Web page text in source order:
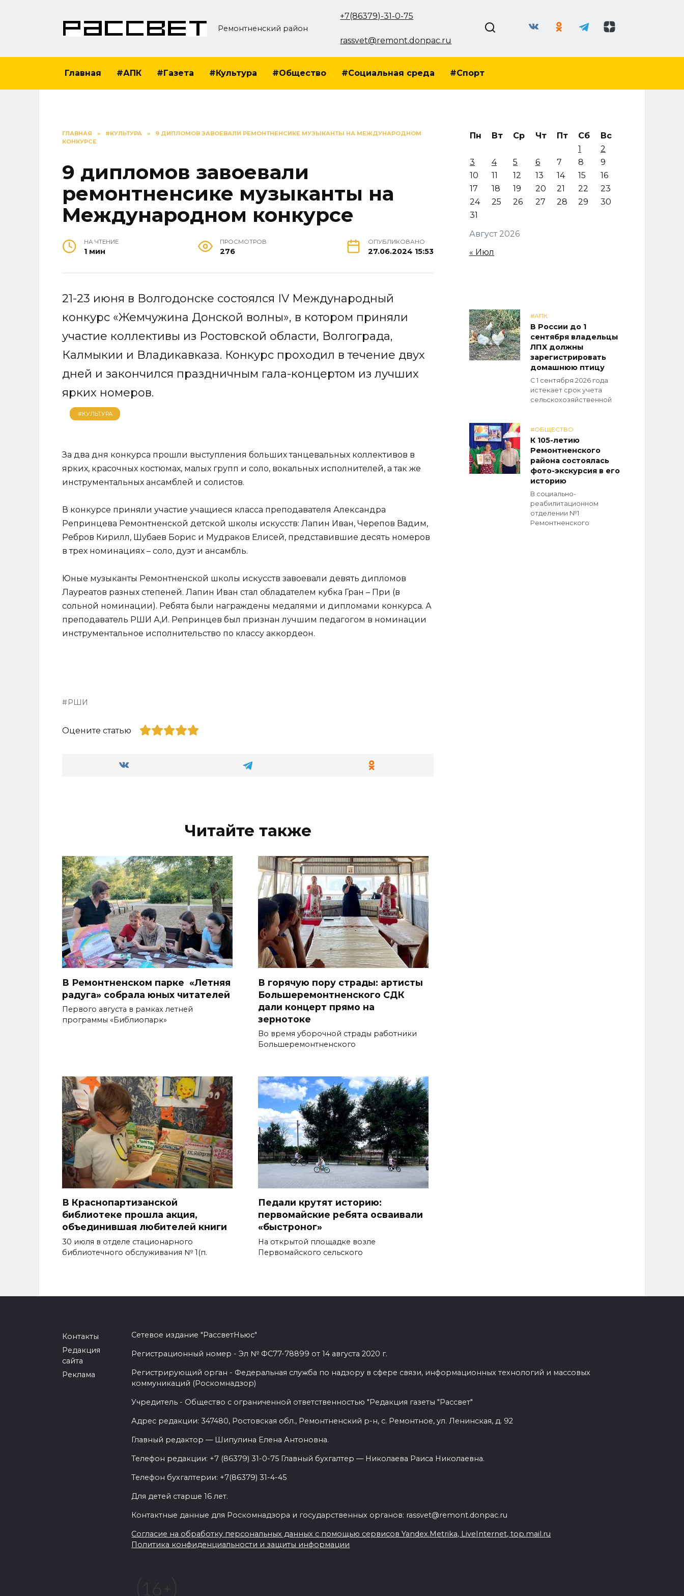
Ремонтненский район
+7(86379)-31-0-75
rassvet@remont.donpac.ru
Главная #АПК #Газета #Культура #Общество #Социальная среда #Спорт
ГЛАВНАЯ » #КУЛЬТУРА »
9 ДИПЛОМОВ ЗАВОЕВАЛИ РЕМОНТНЕНСИКЕ МУЗЫКАНТЫ НА МЕЖДУНАРОДНОМ
КОНКУРСЕ
9 дипломов завоевали
ремонтненсике музыканты на
Международном конкурсе
НА ЧТЕНИЕ
1 мин
ПРОСМОТРОВ
276
ОПУБЛИКОВАНО
27.06.2024 15:53
21-23 июня в Волгодонске состоялся IV Международный
конкурс «Жемчужина Донской волны», в котором приняли
участие коллективы из Ростовской области, Волгограда,
Калмыкии и Владикавказа. Конкурс проходил в течение двух
дней и закончился праздничным гала-концертом из лучших
ярких номеров.
#КУЛЬТУРА
За два дня конкурса прошли выступления больших танцевальных коллективов в
ярких, красочных костюмах, малых групп и соло, вокальных исполнителей, а так же
инструментальных ансамблей и солистов.
В конкурсе приняли участие учащиеся класса преподавателя Александра
Репринцева Ремонтненской детской школы искусств: Лапин Иван, Черепов Вадим,
Ребров Кирилл, Шубаев Борис и Мудраков Елисей, представившие десять номеров
в трех номинациях – соло, дуэт и ансамбль.
Юные музыканты Ремонтненской школы искусств завоевали девять дипломов
Лауреатов разных степеней. Лапин Иван стал обладателем кубка Гран – При (в
сольной номинации). Ребята были награждены медалями и дипломами конкурса. А
преподаватель РШИ А,И. Репринцев был признан лучшим педагогом в номинации
инструментальное исполнительство по классу аккордеон.
РШИ
Оцените статью
Читайте также
В Ремонтненском парке «Летняя
радуга» собрала юных читателей
Первого августа в рамках летней
программы «Библиопарк»
В горячую пору страды: артисты
Большеремонтненского СДК
дали концерт прямо на
зернотоке
Во время уборочной страды работники
Большеремонтненского
В Краснопартизанской
библиотеке прошла акция,
объединившая любителей книги
30 июля в отделе стационарного
библиотечного обслуживания № 1(п.
Педали крутят историю:
первомайские ребята осваивали
«быстроног»
На открытой площадке возле
Первомайского сельского
Август 2026
Пн Вт Ср Чт Пт Сб
Вс
1
2
3
4 5 6 7 8
9
10
11 12 13 14 15
16
17
18 19 20 21 22
23
24
25 26 27 28 29
30
31
« Июл
#АПК
В России до 1
сентября владельцы
ЛПХ должны
зарегистрировать
домашнюю птицу
С 1 сентября 2026 года
истекает срок учета
сельскохозяйственной
#ОБЩЕСТВО
К 105-летию
Ремонтненского
района состоялась
фото-экскурсия в его
историю
В социально-
реабилитационном
отделении №1
Ремонтненского
Контакты
Редакция
сайта
Реклама
Сетевое издание "РассветНьюс"
Регистрационный номер - Эл № ФС77-78899 от 14 августа 2020 г.
Регистрирующий орган - Федеральная служба по надзору в сфере связи, информационных технологий и массовых
коммуникаций (Роскомнадзор)
Учредитель - Общество с ограниченной ответственностью "Редакция газеты "Рассвет"
Адрес редакции: 347480, Ростовская обл., Ремонтненский р-н, с. Ремонтное, ул. Ленинская, д. 92
Главный редактор — Шипулина Елена Антоновна.
Телефон редакции: +7 (86379) 31-0-75 Главный бухгалтер — Николаева Раиса Николаевна.
Телефон бухгалтерии: +7(86379) 31-4-45
Для детей старше 16 лет.
Контактные данные для Роскомнадзора и государственных органов: rassvet@remont.donpac.ru
Согласие на обработку персональных данных с помощью сервисов Yandex.Metrika, LiveInternet, top.mail.ru
Политика конфиденциальности и защиты информации